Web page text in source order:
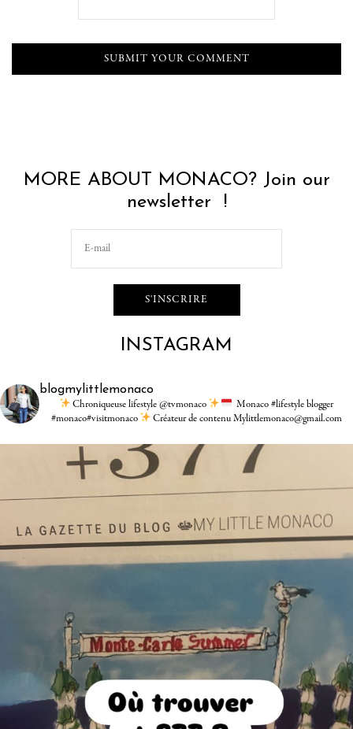
MORE ABOUT MONACO? Join our
newsletter !
INSTAGRAM
blogmylittlemonaco
Chroniqueuse lifestyle @tvmonaco
Monaco #lifestyle blogger
#monaco#visitmonaco
Créateur de contenu Mylittlemonaco@gmail.com